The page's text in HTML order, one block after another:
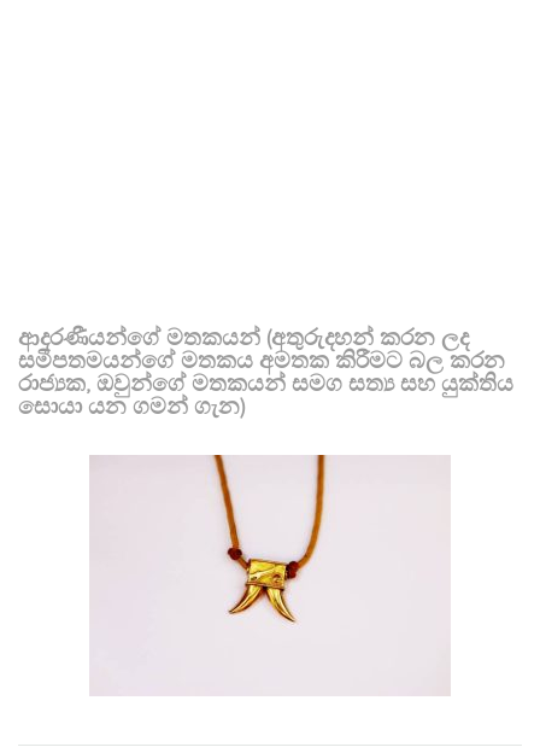
ආදරණීයන්ගේ මතකයන් (අතුරුදහන් කරන ලද
සමීපතමයන්ගේ මතකය අමතක කිරීමට බල කරන
රාජ්‍යක, ඔවුන්ගේ මතකයන් සමග සත්‍ය සහ යුක්තිය
සොයා යන ගමන් ගැන)